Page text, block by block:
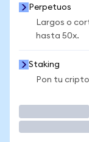
Perpetuos
Largos o
hasta 50x.
Staking
Pon tu